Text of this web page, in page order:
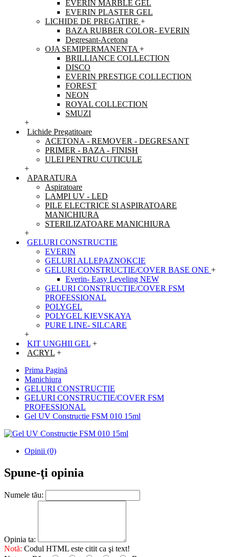
EVERIN MARBLE GEL
EVERIN PLASTER GEL
LICHIDE DE PREGATIRE +
BAZA RUBBER COLOR- EVERIN
Degresant-Acetona
OJA SEMIPERMANENTA +
BRILLIANCE COLLECTION
DISCO
EVERIN PRESTIGE COLLECTION
FOREST
NEON
ROYAL COLLECTION
SMUZI
+
Lichide Pregatitoare
ACETONA - REMOVER - DEGRESANT
PRIMER - BAZA - FINISH
ULEI PENTRU CUTICULE
+
APARATURA
Aspiratoare
LAMPI UV - LED
PILE ELECTRICE SI ASPIRATOARE
MANICHIURA
STERILIZATOARE MANICHIURA
+
GELURI CONSTRUCTIE
EVERIN
GELURI ALLEPAZNOKCIE
GELURI CONSTRUCTIE/COVER BASE ONE +
Everin- Easy Leveling NEW
GELURI CONSTRUCTIE/COVER FSM
PROFESSIONAL
POLYGEL
POLYGEL KIEVSKAYA
PURE LINE- SILCARE
+
KIT UNGHII GEL +
ACRYL +
Prima Pagină
Manichiura
GELURI CONSTRUCTIE
GELURI CONSTRUCTIE/COVER FSM
PROFESSIONAL
Gel UV Constructie FSM 010 15ml
Opinii (0)
Spune-ţi opinia
Numele tău:
Opinia ta:
Notă: Codul HTML este citit ca şi text!